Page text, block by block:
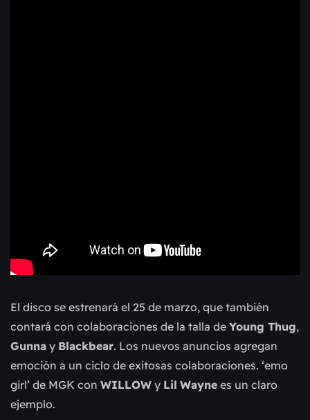
El disco se estrenará el 25 de marzo, que también
contará con colaboraciones de la talla de Young Thug,
Gunna y Blackbear. Los nuevos anuncios agregan
emoción a un ciclo de exitosas colaboraciones. ‘emo
girl’ de MGK con WILLOW y Lil Wayne es un claro
ejemplo.